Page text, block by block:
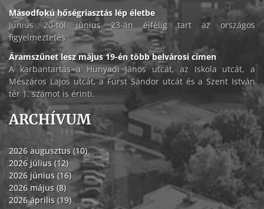
Másodfokú hőségriasztás lép életbe
Június 20-tól június 23-án éjfélig tart az országos
figyelmeztetés
Áramszünet lesz május 19-én több belvárosi címen
A karbantartás a Hunyadi János utcát, az Iskola utcát, a
Mészáros Lajos utcát, a Fürst Sándor utcát és a Szent István
tér 1. számot is érinti.
ARCHÍVUM
2026 augusztus (10)
2026 július (12)
2026 június (16)
2026 május (8)
2026 április (19)